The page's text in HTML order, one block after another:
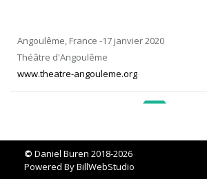
Angoulême, France -17 janvier 2020
Théâtre d'Angoulême
www.theatre-angouleme.org
© Daniel Buren 2018-2026
Powered ByBillWebStudio